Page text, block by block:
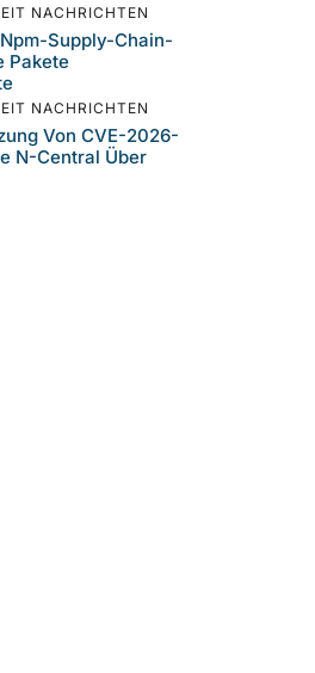
NACHRICHTEN
Supply-Chain-
Pakete
NACHRICHTEN
Von CVE-2026-
N-Central Über